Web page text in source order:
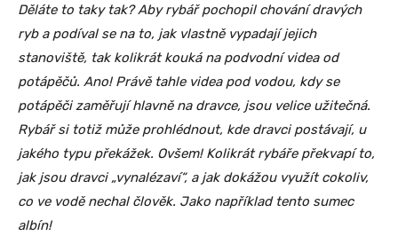
Děláte to taky tak? Aby rybář pochopil chování dravých
ryb a podíval se na to, jak vlastně vypadají jejich
stanoviště, tak kolikrát kouká na podvodní videa od
potápěčů. Ano! Právě tahle videa pod vodou, kdy se
potápěči zaměřují hlavně na dravce, jsou velice užitečná.
Rybář si totiž může prohlédnout, kde dravci postávají, u
jakého typu překážek. Ovšem! Kolikrát rybáře překvapí to,
jak jsou dravci „vynalézaví“, a jak dokážou využít cokoliv,
co ve vodě nechal člověk. Jako například tento sumec
albín!